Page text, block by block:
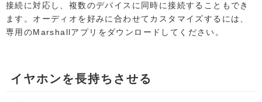
接続に対応し、複数のデバイスに同時に接続することもでき
ます。オーディオを好みに合わせてカスタマイズするには、
専用のMarshallアプリをダウンロードしてください。
イヤホンを長持ちさせる